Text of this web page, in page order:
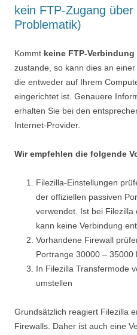
kein FTP-Zugang
Problematik)
Kommt keine FTP-Verbindung
zustande, so kann dies an
die entweder auf Ihrem
eingerichtet ist. Genauere
erhalten Sie bei den
Internet-Provider.
Wir empfehlen die folgende
Filezilla-Einstellungen
der offiziellen passiven
verwendet. Ist bei
kann keine Verbindung
Vorhandene Firewall
Portrange 30000 – 35000
In Filezilla Transfermode
umstellen
Grundsätzlich reagiert Filezilla
Firewalls. Daher ist auch eine